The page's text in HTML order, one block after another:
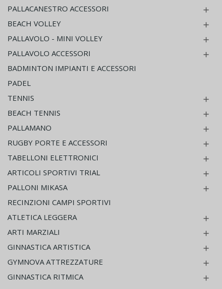
PALLACANESTRO ACCESSORI 
BEACH VOLLEY 
PALLAVOLO - MINI VOLLEY 
PALLAVOLO ACCESSORI 
BADMINTON IMPIANTI E ACCESSORI
PADEL
TENNIS

BEACH TENNIS 
PALLAMANO 
RUGBY PORTE E ACCESSORI 
TABELLONI ELETTRONICI 
ARTICOLI SPORTIVI TRIAL 
PALLONI MIKASA 
RECINZIONI CAMPI SPORTIVI
ATLETICA LEGGERA

ARTI MARZIALI 
GINNASTICA ARTISTICA 
GYMNOVA ATTREZZATURE 
GINNASTICA RITMICA 